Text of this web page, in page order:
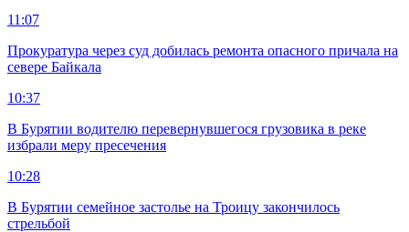
11:07
Прокуратура через суд добилась ремонта опасного причала на
севере Байкала
10:37
В Бурятии водителю перевернувшегося грузовика в реке
избрали меру пресечения
10:28
В Бурятии семейное застолье на Троицу закончилось
стрельбой